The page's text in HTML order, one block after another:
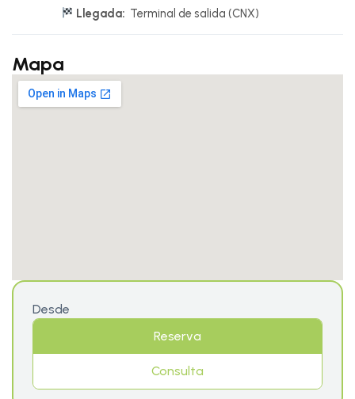
Llegada: Terminal de salida (CNX)
Mapa
Desde
Reserva
Consulta